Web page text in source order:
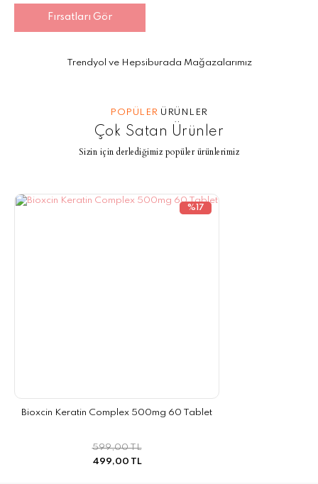
Fırsatları Gör
Trendyol ve Hepsiburada Mağazalarımız
POPÜLER ÜRÜNLER
Çok Satan Ürünler
Sizin için derlediğimiz popüler ürünlerimiz
%17
Bioxcin Keratin Complex 500mg 60 Tablet
499,00 TL
599,00 TL